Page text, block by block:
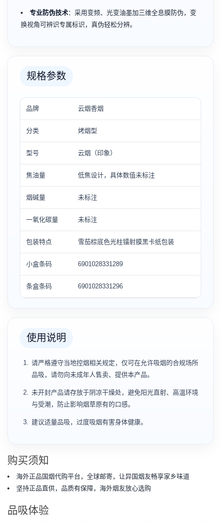
专业防伪技术：采用变频、光变油墨加三维全息膜防伪，变
换视角可辨识专属标识，真伪轻松分辨。
规格参数
品牌 云烟香烟
分类 烤烟型
型号 云烟（印象）
焦油量 低焦设计，具体数值未标注
烟碱量 未标注
一氧化碳量 未标注
包装特点 雪茄棕底色光柱镭射膜黑卡纸包装
小盒条码 6901028331289
条盒条码 6901028331296
使用说明
请严格遵守当地控烟相关规定，仅可在允许吸烟的合规场所
品吸，请勿向未成年人售卖、提供本产品。
未开封产品请存放于阴凉干燥处，避免阳光直射、高温环境
与受潮，防止影响烟草原有的口感。
建议适量品吸，过度吸烟有害身体健康。
购买须知
海外正品国烟代购平台，全球邮寄，让异国烟友畅享家乡味道
坚持正品直供，品质有保障，海外烟友放心选购
品吸体验